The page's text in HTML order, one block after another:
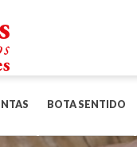
BOTA SENTIDO